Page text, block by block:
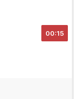
00:15